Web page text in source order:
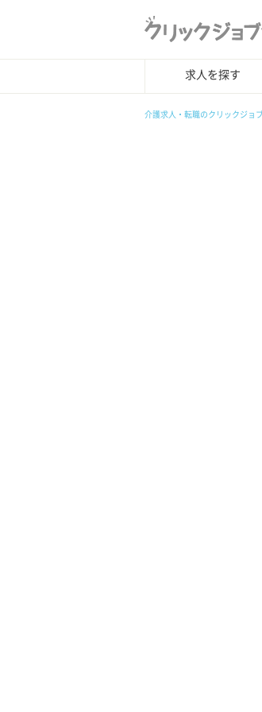
求人を探す
介護求人・転職のクリックジョ